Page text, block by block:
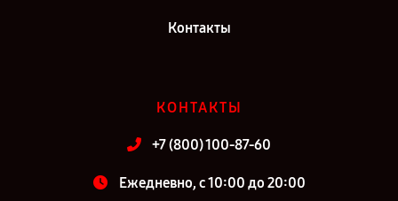
Контакты
КОНТАКТЫ
+7 (800) 100-87-60
Ежедневно, с 10:00 до 20:00